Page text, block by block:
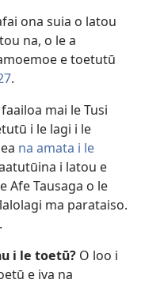
ona suia o latou
na, o le a
e toetutū
.
mai le Tusi
i le lagi i le
na amata i le
i latou e
Afe Tausaga o le
ma parataiso.
.
i le toetū? O loo i
e iva na